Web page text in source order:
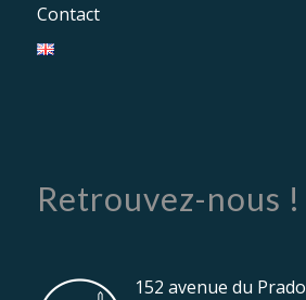
Contact
Retrouvez-nous !
152 avenue du Prado